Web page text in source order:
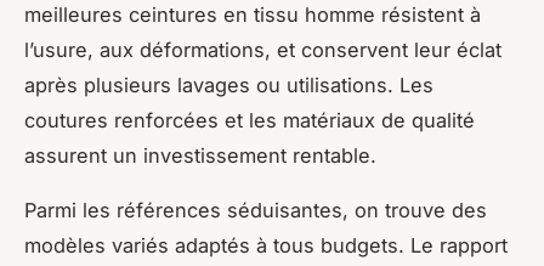
meilleures ceintures en tissu homme résistent à
l’usure, aux déformations, et conservent leur éclat
après plusieurs lavages ou utilisations. Les
coutures renforcées et les matériaux de qualité
assurent un investissement rentable.
Parmi les références séduisantes, on trouve des
modèles variés adaptés à tous budgets. Le rapport